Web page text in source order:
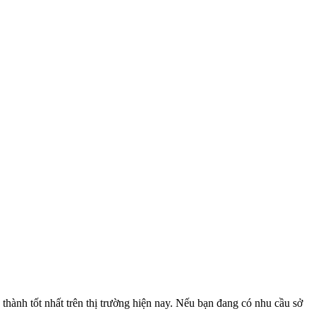
tốt nhất trên thị trường hiện nay. Nếu bạn đang có nhu cầu sở